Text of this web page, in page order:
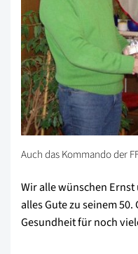
Auch das Kommando der
Wir alle wünschen
alles Gute zu seinem
Gesundheit für noch